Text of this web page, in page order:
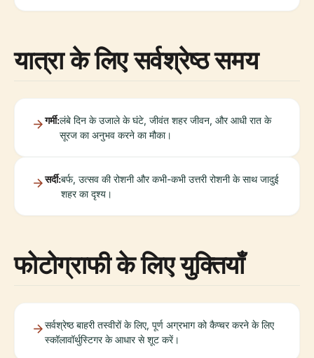
यात्रा के लिए सर्वश्रेष्ठ समय
गर्मी:लंबे दिन के उजाले के घंटे, जीवंत शहर जीवन, और आधी रात के
सूरज का अनुभव करने का मौका।
सर्दी:बर्फ, उत्सव की रोशनी और कभी-कभी उत्तरी रोशनी के साथ जादुई
शहर का दृश्य।
फोटोग्राफी के लिए युक्तियाँ
सर्वश्रेष्ठ बाहरी तस्वीरों के लिए, पूर्ण अग्रभाग को कैप्चर करने के लिए
स्कॉलावॉर्थुस्टिगर के आधार से शूट करें।